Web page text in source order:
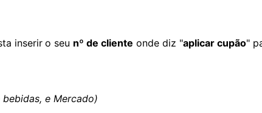
inserir o seu nº de cliente onde diz "aplicar cupão"
e Mercado)